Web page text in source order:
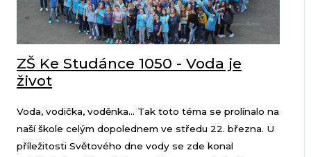
ZŠ Ke Studánce 1050 - Voda je
život
Voda, vodička, voděnka... Tak toto téma se prolínalo na
naší škole celým dopolednem ve středu 22. března. U
příležitosti Světového dne vody se zde konal